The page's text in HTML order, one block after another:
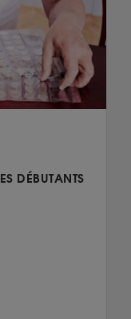
DÉBUTANTS